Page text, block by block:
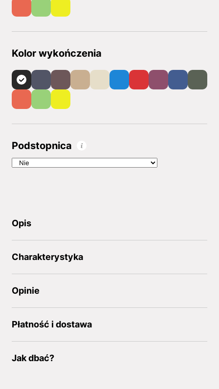
Kolor wykończenia
Podstopnica
Opis
Charakterystyka
Opinie
Płatność i dostawa
Jak dbać?